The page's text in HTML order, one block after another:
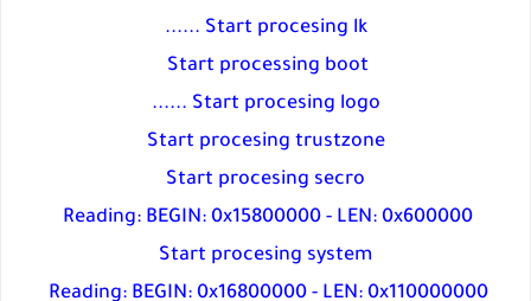
Start procesing lk ......
Start processing boot
Start procesing logo ......
Start procesing trustzone
Start procesing secro
Reading: BEGIN: 0x15800000 - LEN: 0x600000
Start procesing system
Reading: BEGIN: 0x16800000 - LEN: 0x110000000